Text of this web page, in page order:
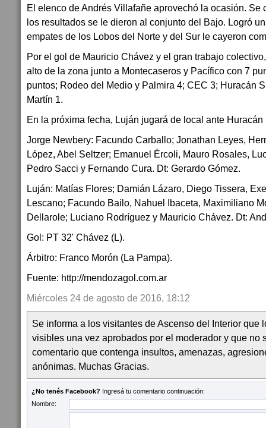
El elenco de Andrés Villafañe aprovechó la ocasión. Se
los resultados se le dieron al conjunto del Bajo. Logró
empates de los Lobos del Norte y del Sur le cayeron
Por el gol de Mauricio Chávez y el gran trabajo
alto de la zona junto a Montecaseros y Pacífico con 7
puntos; Rodeo del Medio y Palmira 4; CEC 3; Huracán
Martín 1.
En la próxima fecha, Luján jugará de local ante Huracán
Jorge Newbery: Facundo Carballo; Jonathan Leyes,
López, Abel Seltzer; Emanuel Ércoli, Mauro Rosales,
Pedro Sacci y Fernando Cura. Dt: Gerardo Gómez.
Luján: Matías Flores; Damián Lázaro, Diego Tissera,
Lescano; Facundo Bailo, Nahuel Ibaceta, Maximiliano
Dellarole; Luciano Rodríguez y Mauricio Chávez. Dt:
Gol: PT 32' Chávez (L).
Árbitro: Franco Morón (La Pampa).
Fuente: http://mendozagol.com.ar
Miércoles 24 de agosto de 2016, 18:12
Se informa a los visitantes de Ascenso del Interior que
visibles una vez aprobados por el moderador y que no
comentario que contenga insultos, amenazas,
anónimas. Muchas Gracias.
¿No tenés Facebook? Ingresá tu comentario continuación:
Nombre: